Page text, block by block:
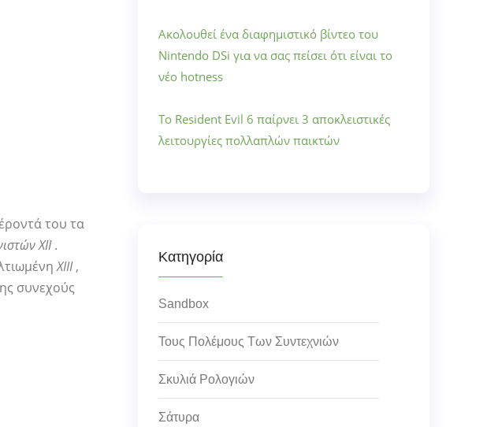
του τα
XII.
XIII,
συνεχούς
Ακολουθεί ένα διαφημιστικό βίντεο του
Nintendo DSi για να σας πείσει ότι είναι το
νέο hotness
Το Resident Evil 6 παίρνει 3 αποκλειστικές
λειτουργίες πολλαπλών παικτών
Κατηγορία
Sandbox
Τους Πολέμους Των Συντεχνιών
Σκυλιά Ρολογιών
Σάτυρα